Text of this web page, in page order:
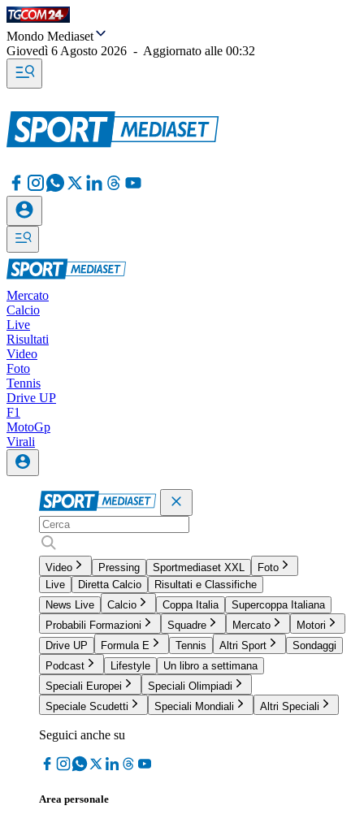
Mondo Mediaset
Giovedì 6 Agosto 2026 - Aggiornato alle 00:32
Mercato
Calcio
Live
Risultati
Video
Foto
Tennis
Drive UP
F1
MotoGp
Virali
Video Pressing Sportmediaset XXL
Foto
Live
Diretta Calcio
Risultati e Classifiche
News Live
Calcio Coppa Italia
Supercoppa Italiana
Probabili Formazioni
Squadre Mercato
Motori
Drive UP
Formula E Tennis Altri Sport
Sondaggi
Podcast
Lifestyle
Un libro a settimana
Speciali Europei
Speciali Olimpiadi
Speciale Scudetti
Speciali Mondiali Altri Speciali
Seguici anche su
Area personale